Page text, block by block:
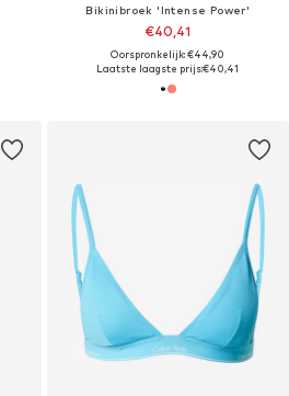
Bikinibroek 'Intense Power'
€40,41
Oorspronkelijk: €44,90
Laatste laagste prijs:€40,41